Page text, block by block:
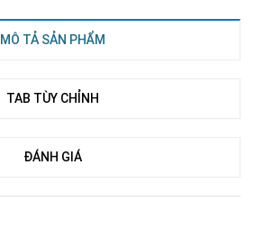
MÔ TẢ SẢN PHẨM
TAB TÙY CHỈNH
ĐÁNH GIÁ